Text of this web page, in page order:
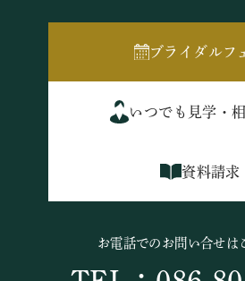
ブライダルフ
いつでも見学・
資料請求
お電話でのお問い合せは